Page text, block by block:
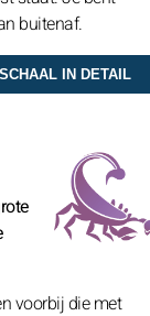
buitenaf.
voorbij die met